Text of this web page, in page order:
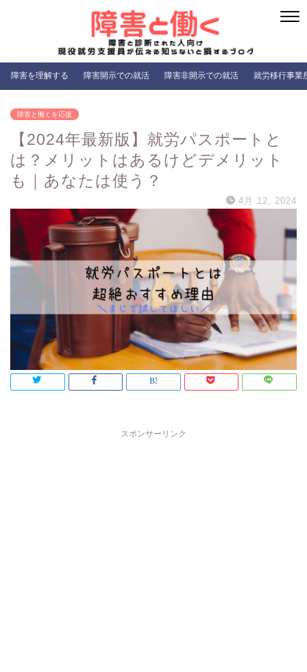
障害を理解する 障害開示での就活 障害非開示での就活 就労移行事業
障害と働くを応援
【2024年最新版】就労パスポートと
は？メリットはあるけどデメリット
も｜あなたは使う？
4月 12, 2024
スポンサーリンク